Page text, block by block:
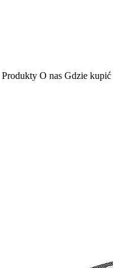
Produkty O nas Gdzie kupić